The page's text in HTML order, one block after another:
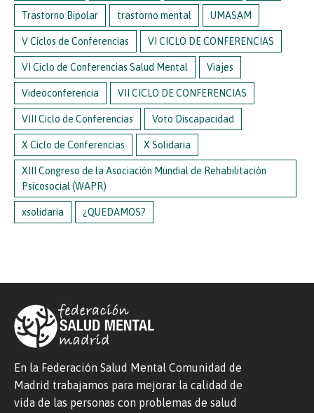
Trastorno Bipolar trastorno mental UMASAM
V Ciclos de Conferencias VI CICLO DE CONFERENCIAS
VI Ciclo de Conferencias Salud Mental Viajes
Videoconferencia VII CICLO DE CONFERENCIAS
VIII Ciclo de Conferencias Voto Discapacidad
X Ciclo de Conferencias X Solidaria
XIII Congreso de la Asociación Mundial de Rehabilitación
Psicosocial (WAPR)
xsolidaria ¿QUEDAMOS?
En la Federación Salud Mental Comunidad de
Madrid trabajamos para mejorar la calidad de
vida de las personas con problemas de salud